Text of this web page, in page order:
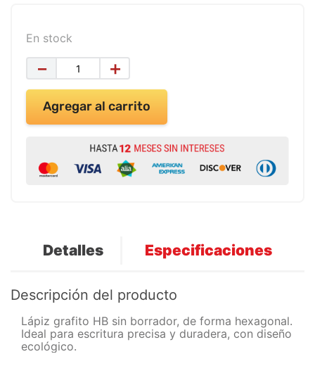
En stock
＋
－
Agregar al carrito
Detalles Especificaciones
Descripción del producto
Lápiz grafito HB sin borrador, de forma hexagonal.
Ideal para escritura precisa y duradera, con diseño
ecológico.